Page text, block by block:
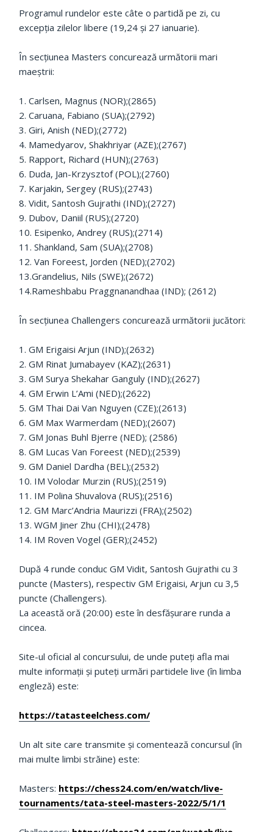
Programul rundelor este câte o partidă pe zi, cu
excepția zilelor libere (19,24 și 27 ianuarie).
În secțiunea Masters concurează următorii mari
maeștrii:
1. Carlsen, Magnus (NOR);(2865)
2. Caruana, Fabiano (SUA);(2792)
3. Giri, Anish (NED);(2772)
4. Mamedyarov, Shakhriyar (AZE);(2767)
5. Rapport, Richard (HUN);(2763)
6. Duda, Jan-Krzysztof (POL);(2760)
7. Karjakin, Sergey (RUS);(2743)
8. Vidit, Santosh Gujrathi (IND);(2727)
9. Dubov, Daniil (RUS);(2720)
10. Esipenko, Andrey (RUS);(2714)
11. Shankland, Sam (SUA);(2708)
12. Van Foreest, Jorden (NED);(2702)
13.Grandelius, Nils (SWE);(2672)
14.Rameshbabu Praggnanandhaa (IND); (2612)
În secțiunea Challengers concurează următorii jucători:
1. GM Erigaisi Arjun (IND);(2632)
2. GM Rinat Jumabayev (KAZ);(2631)
3. GM Surya Shekahar Ganguly (IND);(2627)
4. GM Erwin L’Ami (NED);(2622)
5. GM Thai Dai Van Nguyen (CZE);(2613)
6. GM Max Warmerdam (NED);(2607)
7. GM Jonas Buhl Bjerre (NED); (2586)
8. GM Lucas Van Foreest (NED);(2539)
9. GM Daniel Dardha (BEL);(2532)
10. IM Volodar Murzin (RUS);(2519)
11. IM Polina Shuvalova (RUS);(2516)
12. GM Marc’Andria Maurizzi (FRA);(2502)
13. WGM Jiner Zhu (CHI);(2478)
14. IM Roven Vogel (GER);(2452)
După 4 runde conduc GM Vidit, Santosh Gujrathi cu 3
puncte (Masters), respectiv GM Erigaisi, Arjun cu 3,5
puncte (Challengers).
La această oră (20:00) este în desfășurare runda a
cincea.
Site-ul oficial al concursului, de unde puteți afla mai
multe informații și puteți urmări partidele live (în limba
engleză) este:
https://tatasteelchess.com/
Un alt site care transmite și comentează concursul (în
mai multe limbi străine) este:
Masters: https://chess24.com/en/watch/live-
tournaments/tata-steel-masters-2022/5/1/1